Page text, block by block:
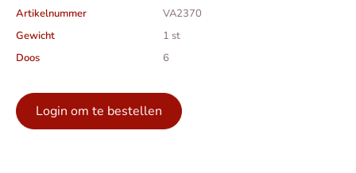
Artikelnummer
VA2370
Gewicht
1 st
Doos
6
Login om te bestellen